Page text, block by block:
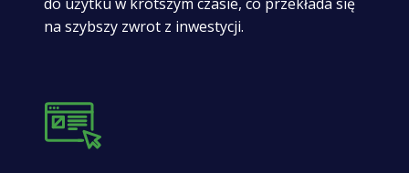
na szybszy zwrot z inwestycji.